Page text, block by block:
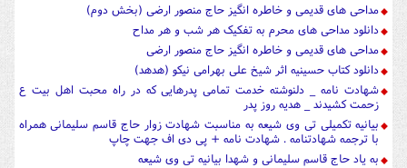
مداحی های قدیمی و خاطره انگیز حاج منصور ارضی (بخش دوم)
دانلود مداحی های محرم به تفکیک هر شب و هر مداح
مداحی های قدیمی و خاطره انگیز حاج منصور ارضی
دانلود کتاب حسینیه اثر شیخ علی بهرامی نیکو (هدهد)
شهادت نامه _ دلنوشته خدمت تمامی پدرهایی که در راه محبت اهل بیت ع
زحمت کشیدند _ هدیه روز پدر
بیانیه تکمیلی تی وی شیعه به مناسبت شهادت زوار حاج قاسم سلیمانی همراه
با ترجمه شهادتنامه . شهادت نامه + پی دی اف جهت چاپ
به یاد حاج قاسم سلیمانی و شهدا بیانیه تی وی شیعه